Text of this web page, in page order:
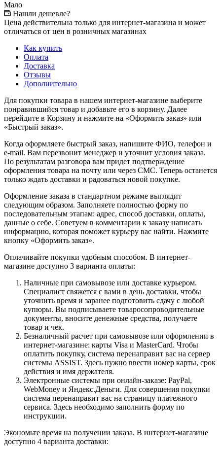
Мало
Нашли дешевле?
Цена действительна только для интернет-магазина и может
отличаться от цен в розничных магазинах
Как купить
Оплата
Доставка
Отзывы
Дополнительно
Для покупки товара в нашем интернет-магазине выберите
понравившийся товар и добавьте его в корзину. Далее
перейдите в Корзину и нажмите на «Оформить заказ» или
«Быстрый заказ».
Когда оформляете быстрый заказ, напишите ФИО, телефон и
e-mail. Вам перезвонит менеджер и уточнит условия заказа.
По результатам разговора вам придет подтверждение
оформления товара на почту или через СМС. Теперь останется
только ждать доставки и радоваться новой покупке.
Оформление заказа в стандартном режиме выглядит
следующим образом. Заполняете полностью форму по
последовательным этапам: адрес, способ доставки, оплаты,
данные о себе. Советуем в комментарии к заказу написать
информацию, которая поможет курьеру вас найти. Нажмите
кнопку «Оформить заказ».
Оплачивайте покупки удобным способом. В интернет-
магазине доступно 3 варианта оплаты:
Наличные при самовывозе или доставке курьером.
Специалист свяжется с вами в день доставки, чтобы
уточнить время и заранее подготовить сдачу с любой
купюры. Вы подписываете товаросопроводительные
документы, вносите денежные средства, получаете
товар и чек.
Безналичный расчет при самовывозе или оформлении в
интернет-магазине: карты Visa и MasterCard. Чтобы
оплатить покупку, система перенаправит вас на сервер
системы ASSIST. Здесь нужно ввести номер карты, срок
действия и имя держателя.
Электронные системы при онлайн-заказе: PayPal,
WebMoney и Яндекс.Деньги. Для совершения покупки
система перенаправит вас на страницу платежного
сервиса. Здесь необходимо заполнить форму по
инструкции.
Экономьте время на получении заказа. В интернет-магазине
доступно 4 варианта доставки: